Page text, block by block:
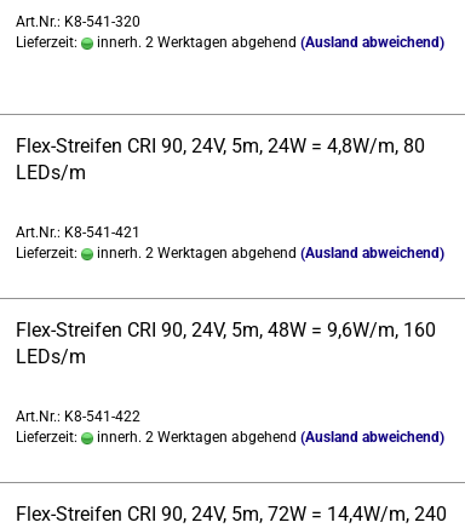
Art.Nr.: K8-541-320
Lieferzeit:
innerh. 2 Werktagen abgehend (Ausland abweichend)
Flex-​Strei­fen CRI 90, 24V, 5m, 24W = 4,8W/m, 80
LEDs/m
Art.Nr.: K8-541-421
Lieferzeit:
innerh. 2 Werktagen abgehend (Ausland abweichend)
Flex-​Strei­fen CRI 90, 24V, 5m, 48W = 9,6W/m, 160
LEDs/m
Art.Nr.: K8-541-422
Lieferzeit:
innerh. 2 Werktagen abgehend (Ausland abweichend)
Flex-​Strei­fen CRI 90, 24V, 5m, 72W = 14,4W/m, 240